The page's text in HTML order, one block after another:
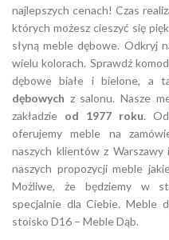
najlepszych cenach! Czas
których możesz cieszyć się
słyną meble dębowe. Odkryj
wielu kolorach. Sprawdź
dębowe białe i bielone, a
dębowych z salonu. Nasze
zakładzie od 1977 roku.
oferujemy meble na
naszych klientów z Warszawy
naszych propozycji meble
Możliwe, że będziemy w
specjalnie dla Ciebie. Meble
stoisko D16 – Meble Dąb.